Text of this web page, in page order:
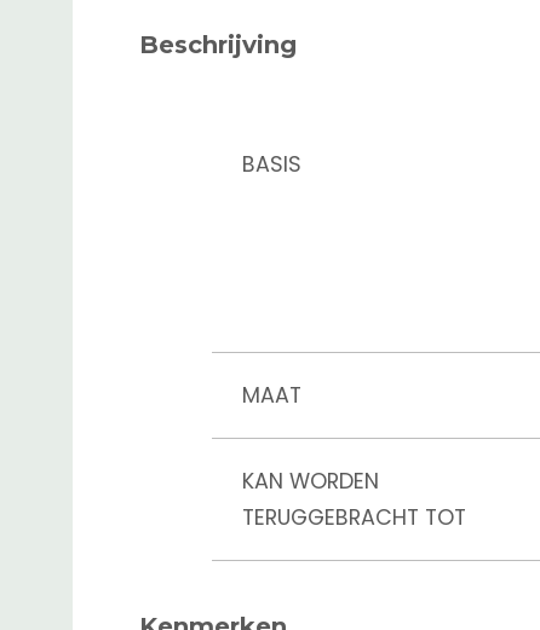
Beschrijving
BASIS
MAAT
KAN WORDEN
TERUGGEBRACHT TOT